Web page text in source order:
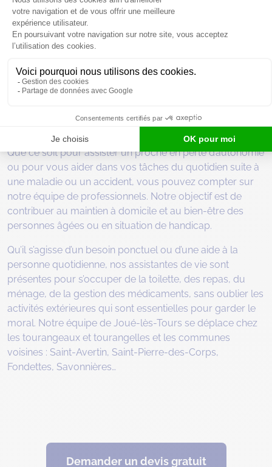
Trouvez une agence de services à la
personne à Joué-lès-Tours
Besoin d’une aide à domicile en Touraine ? Notre agence
très rapidement pour trouver une solution adaptée à
Que ce soit pour assister un proche en perte d’autonomie
ou pour vous aider dans vos tâches du quotidien suite à
une maladie ou un accident, vous pouvez compter sur
notre équipe de professionnels. Notre objectif est de
contribuer au maintien à domicile et au bien-être des
personnes âgées ou en situation de handicap.
Qu’il s’agisse d’un besoin ponctuel ou d’une aide à la
personne quotidienne, nos assistantes de vie sont
présentes pour s’occuper de la toilette, des repas, du
ménage, de la gestion des médicaments, sans oublier les
activités extérieures qui sont essentielles pour garder le
moral. Notre équipe de Joué-lès-Tours se déplace chez
les tourangeaux et tourangelles et les communes
voisines : Saint-Avertin, Saint-Pierre-des-Corps,
Fondettes, Savonnières…
Demander un devis gratuit